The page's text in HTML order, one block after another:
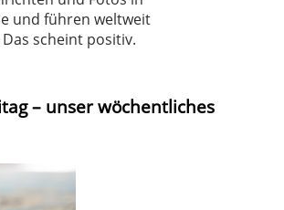
und führen weltweit
scheint positiv.
– unser wöchentliches